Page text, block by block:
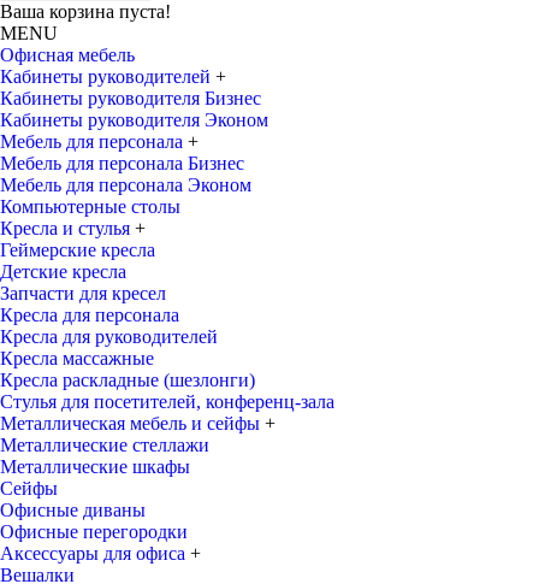
Ваша корзина пуста!
MENU
Офисная мебель
Кабинеты руководителей +
Кабинеты руководителя Бизнес
Кабинеты руководителя Эконом
Мебель для персонала +
Мебель для персонала Бизнес
Мебель для персонала Эконом
Компьютерные столы
Кресла и стулья +
Геймерские кресла
Детские кресла
Запчасти для кресел
Кресла для персонала
Кресла для руководителей
Кресла массажные
Кресла раскладные (шезлонги)
Стулья для посетителей, конференц-зала
Металлическая мебель и сейфы +
Металлические стеллажи
Металлические шкафы
Сейфы
Офисные диваны
Офисные перегородки
Аксессуары для офиса +
Вешалки